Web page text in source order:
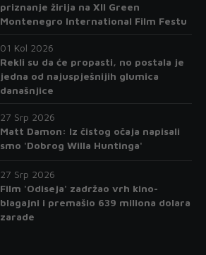
priznanje žirija na XII Green
Montenegro International Film Festu
01 Kol 2026
Rekli su da će propasti, no postala je
jedna od najuspješnijih glumica
današnjice
27 Srp 2026
Matt Damon: Iz čistog očaja napisali
smo 'Dobrog Willa Huntinga'
27 Srp 2026
Film 'Odiseja' zadržao vrh kino-
blagajni i premašio 639 miliona dolara
zarade